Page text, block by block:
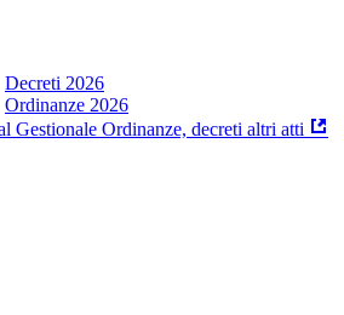
Decreti 2026
Ordinanze 2026
Gestionale Ordinanze, decreti altri atti